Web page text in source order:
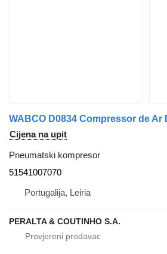
Cijena na upit
Pneumatski kompresor
51541007070
Portugalija, Leiria
PERALTA & COUTINHO S.A.